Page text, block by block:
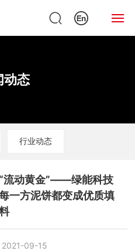
动态
行业动态
流动黄金”——绿能科技
一方泥饼都变成优质填
2021-09-15